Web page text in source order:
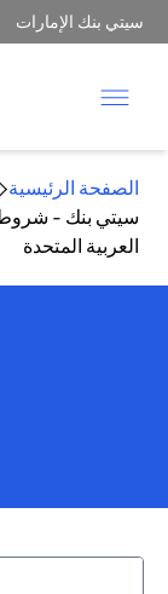
سيتي بنك الإمارات
الصفحة الرئيسية
سيتي بنك - شروط
العربية المتحدة